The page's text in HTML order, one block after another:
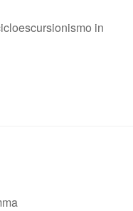
in